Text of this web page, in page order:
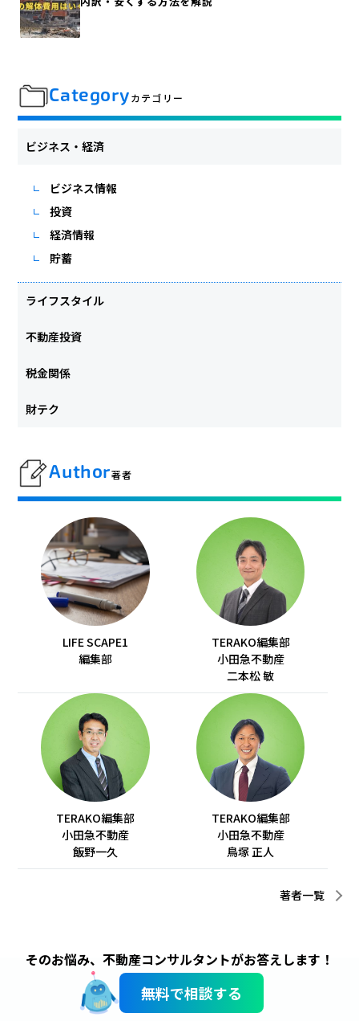
Categoryカテゴリー
ビジネス・経済
ビジネス情報
投資
経済情報
貯蓄
ライフスタイル
不動産投資
税金関係
財テク
Author著者
LIFE SCAPE1
編集部
TERAKO編集部
小田急不動産
二本松 敏
TERAKO編集部
小田急不動産
飯野一久
TERAKO編集部
小田急不動産
鳥塚 正人
著者一覧
そのお悩み、不動産コンサルタントがお答えします！
無料で相談する